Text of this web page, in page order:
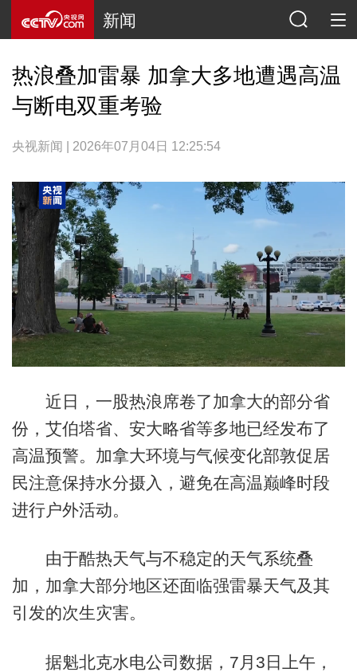
新闻
热浪叠加雷暴 加拿大多地遭遇高温
与断电双重考验
央视新闻 | 2026年07月04日 12:25:54
近日，一股热浪席卷了加拿大的部分省
份，艾伯塔省、安大略省等多地已经发布了
高温预警。加拿大环境与气候变化部敦促居
民注意保持水分摄入，避免在高温巅峰时段
进行户外活动。
由于酷热天气与不稳定的天气系统叠
加，加拿大部分地区还面临强雷暴天气及其
引发的次生灾害。
据魁北克水电公司数据，7月3日上午，